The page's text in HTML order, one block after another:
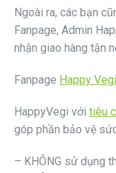
Ngoài ra, các bạn
Fanpage, Admin
nhận giao hàng tận
Fanpage Happy Vegi
HappyVegi với tiêu
góp phần bảo vệ
– KHÔNG sử dụng